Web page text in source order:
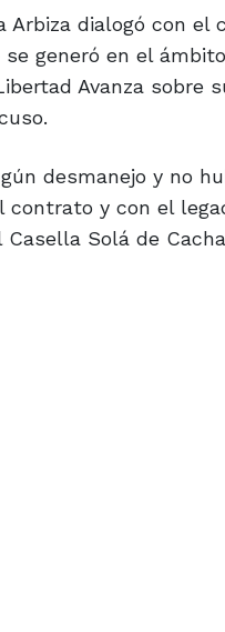
Arbiza dialogó con
generó en el
Avanza
desmanejo y no
y con el
Solá de